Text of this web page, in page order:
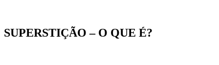
SUPERSTIÇÃO – O QUE É?